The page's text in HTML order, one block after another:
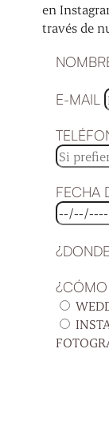
en
través de
E-MAIL
FECHA